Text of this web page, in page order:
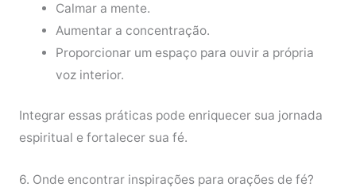
Calmar a mente.
Aumentar a concentração.
Proporcionar um espaço para ouvir a própria
voz interior.
Integrar essas práticas pode enriquecer sua jornada
espiritual e fortalecer sua fé.
6. Onde encontrar inspirações para orações de fé?